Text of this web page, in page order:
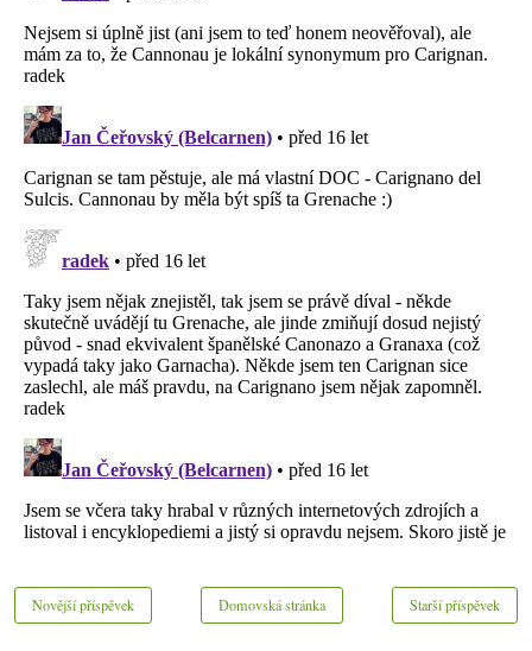
Novější příspěvek Starší příspěvek
Domovská stránka